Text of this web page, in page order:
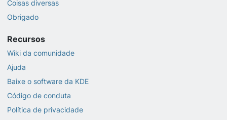
Coisas diversas
Obrigado
Recursos
Wiki da comunidade
Ajuda
Baixe o software da KDE
Código de conduta
Política de privacidade